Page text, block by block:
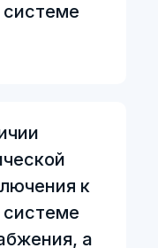
системе
к
системе
а